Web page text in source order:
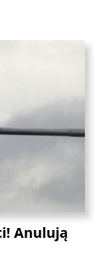
Anulują